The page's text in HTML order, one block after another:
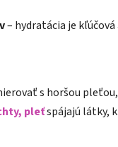
– hydratácia je kľúčová
s horšou
pleťspájajú látky,